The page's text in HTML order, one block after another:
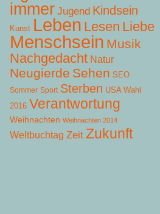
immer Jugend Kindsein
Kunst Leben Lesen Liebe
Menschsein Musik
Nachgedacht Natur
Neugierde Sehen SEO
Sommer Sport Sterben USA Wahl
2016 Verantwortung
Weihnachten Weihnachten 2014
Weltbuchtag Zeit Zukunft